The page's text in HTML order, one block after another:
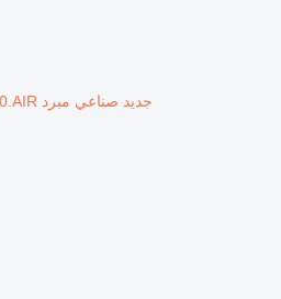
جديد صناعي مبرد Systemair SYSCROLL.330.AIR